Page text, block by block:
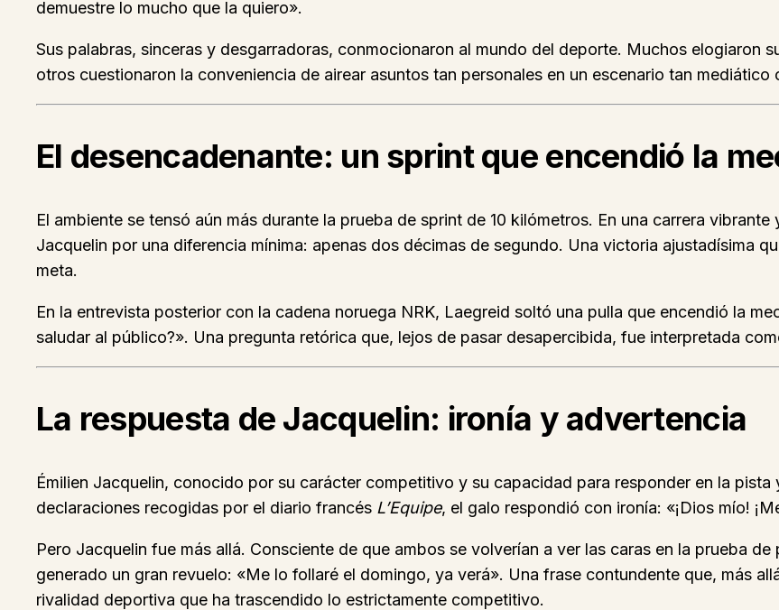
demuestre lo mucho que la quiero».
Sus palabras, sinceras y desgarradoras, conmocionaron al mundo del deporte. Muchos elogiaron
otros cuestionaron la conveniencia de airear asuntos tan personales en un escenario tan
El desencadenante: un sprint que encendió la
El ambiente se tensó aún más durante la prueba de sprint de 10 kilómetros. En una carrera
Jacquelin por una diferencia mínima: apenas dos décimas de segundo. Una victoria ajustadísima
meta.
En la entrevista posterior con la cadena noruega NRK, Laegreid soltó una pulla que encendió la
saludar al público?». Una pregunta retórica que, lejos de pasar desapercibida, fue interpretada
La respuesta de Jacquelin: ironía y advertencia
Émilien Jacquelin, conocido por su carácter competitivo y su capacidad para responder en la
declaraciones recogidas por el diario francés L’Equipe, el galo respondió con ironía: «¡Dios mío!
Pero Jacquelin fue más allá. Consciente de que ambos se volverían a ver las caras en la prueba
generado un gran revuelo: «Me lo follaré el domingo, ya verá». Una frase contundente que, más
rivalidad deportiva que ha trascendido lo estrictamente competitivo.